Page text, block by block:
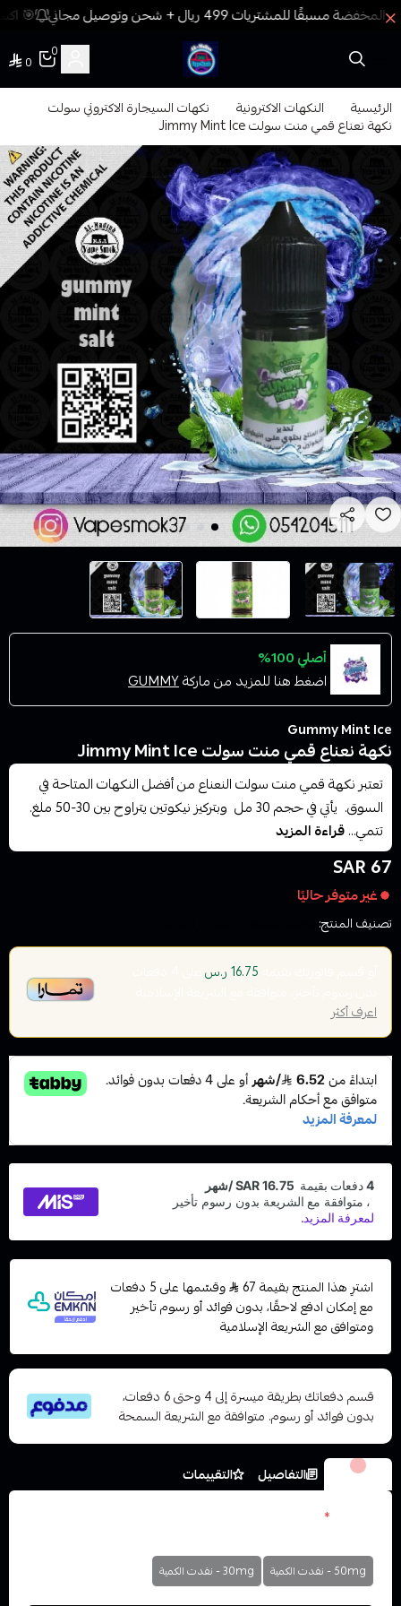
🎯
فيب المدينة
0
0
الرئيسية النكهات الاكترونية نكهات السيجارة الاكتروني سولت
نكهة نعناع قمي منت سولت Jimmy Mint Ice
أصلي 100%
اضغط هنا للمزيد من ماركةGUMMY
Gummy Mint Ice
نكهة نعناع قمي منت سولت Jimmy Mint Ice
تعتبر نكهة قمي منت سولت النعناع من أفضل النكهات المتاحة في
السوق. يأتي في حجم 30 مل وبتركيز نيكوتين يتراوح بين 30-50 ملغ.
تتمي...قراءة المزيد
67 SAR
غير متوفر حاليًا
تصنيف المنتج:
16.75 ر.س
اعرف أكثر
اشترِ هذا المنتج بقيمة 67
وقسّمها على 5 دفعات
مع إمكان ادفع لاحقًا، بدون فوائد أو رسوم تأخير
ومتوافق مع الشريعة الإسلامية
قسم دفعاتك بطريقة ميسرة إلى 4 وحتى 6 دفعات،
بدون فوائد أو رسوم. متوافقة مع الشريعة السمحة
الخيارات التفاصيل
التقييمات
*
50mg - نفدت الكمية 30mg - نفدت الكمية